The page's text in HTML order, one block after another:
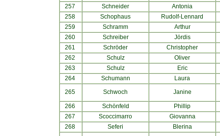
257
Schneider
Antonia
258
Schophaus
Rudolf-Lennard
259
Schramm
Arthur
260
Schreiber
Jördis
261
Schröder
Christopher
262
Schulz
Oliver
263
Schulz
Eric
264
Schumann
Laura
265
Schwoch Janine
266 Schönfeld
Phillip
267
Scoccimarro
Giovanna
268
Seferi
Blerina